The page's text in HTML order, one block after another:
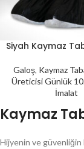
Siyah Kaymaz
Galoş, Kaymaz
Üreticisi Günlük
İmalat
Kaymaz
Hijyenin ve